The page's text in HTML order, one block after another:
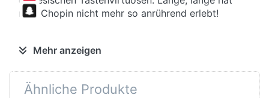
Pinterest
man Chopin nicht mehr so anrührend erlebt!
intim
vorgenommen; Werke aus einer Zeit, in der Chopin
längst Abschied genommen hatte von aller
Mehr anzeigen
Ähnliche Produkte